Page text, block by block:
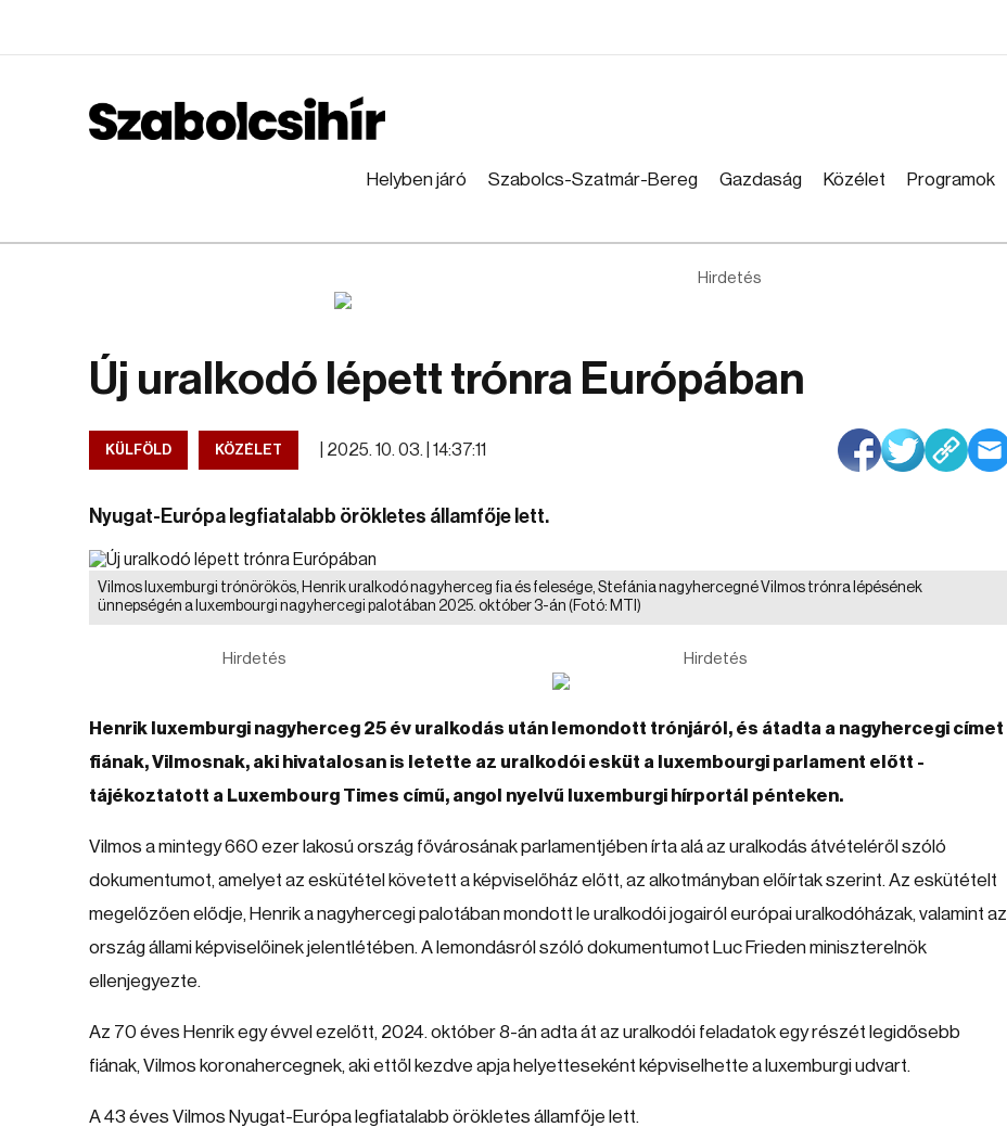
Helyben járó Szabolcs-Szatmár-Bereg Gazdaság Közélet Programok
Hirdetés
Új uralkodó lépett trónra Európában
KÜLFÖLD KÖZÉLET 2025. 10. 03. | 14:37:11
Nyugat-Európa legfiatalabb örökletes államfője lett.
Vilmos luxemburgi trónörökös, Henrik uralkodó nagyherceg fia és felesége, Stefánia nagyhercegné Vilmos trónra lépésének
ünnepségén a luxembourgi nagyhercegi palotában 2025. október 3-án (Fotó: MTI)
Hirdetés Hirdetés
Henrik luxemburgi nagyherceg 25 év uralkodás után lemondott trónjáról, és átadta a nagyhercegi címet
fiának, Vilmosnak, aki hivatalosan is letette az uralkodói esküt a luxembourgi parlament előtt -
tájékoztatott a Luxembourg Times című, angol nyelvű luxemburgi hírportál pénteken.
Vilmos a mintegy 660 ezer lakosú ország fővárosának parlamentjében írta alá az uralkodás átvételéről szóló
dokumentumot, amelyet az eskütétel követett a képviselőház előtt, az alkotmányban előírtak szerint. Az eskütételt
megelőzően elődje, Henrik a nagyhercegi palotában mondott le uralkodói jogairól európai uralkodóházak, valamint az
ország állami képviselőinek jelentlétében. A lemondásról szóló dokumentumot Luc Frieden miniszterelnök
ellenjegyezte.
Az 70 éves Henrik egy évvel ezelőtt, 2024. október 8-án adta át az uralkodói feladatok egy részét legidősebb
fiának, Vilmos koronahercegnek, aki ettől kezdve apja helyetteseként képviselhette a luxemburgi udvart.
A 43 éves Vilmos Nyugat-Európa legfiatalabb örökletes államfője lett.